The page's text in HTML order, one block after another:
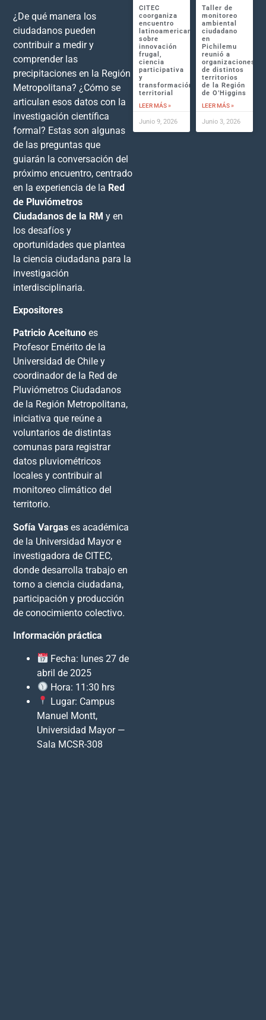
¿De qué manera los
ciudadanos pueden
contribuir a medir y
comprender las
precipitaciones en la Región
Metropolitana? ¿Cómo se
articulan esos datos con la
investigación científica
formal? Estas son algunas
de las preguntas que
guiarán la conversación del
próximo encuentro, centrado
en la experiencia de la Red
de Pluviómetros
Ciudadanos de la RM y en
los desafíos y
oportunidades que plantea
la ciencia ciudadana para la
investigación
interdisciplinaria.
Expositores
Patricio Aceituno es
Profesor Emérito de la
Universidad de Chile y
coordinador de la Red de
Pluviómetros Ciudadanos
de la Región Metropolitana,
iniciativa que reúne a
voluntarios de distintas
comunas para registrar
datos pluviométricos
locales y contribuir al
monitoreo climático del
territorio.
Sofía Vargas es académica
de la Universidad Mayor e
investigadora de CITEC,
donde desarrolla trabajo en
torno a ciencia ciudadana,
participación y producción
de conocimiento colectivo.
Información práctica
Fecha: lunes 27 de
abril de 2025
Hora: 11:30 hrs
Lugar: Campus
Manuel Montt,
Universidad Mayor —
Sala MCSR-308
CITEC
coorganiza
encuentro
latinoamericano
sobre
innovación
frugal,
ciencia
participativa
y
transformación
territorial
LEER MÁS »
Junio 9, 2026
Taller de
monitoreo
ambiental
ciudadano
en
Pichilemu
reunió a
organizaciones
de distintos
territorios
de la Región
de O’Higgins
LEER MÁS »
Junio 3, 2026